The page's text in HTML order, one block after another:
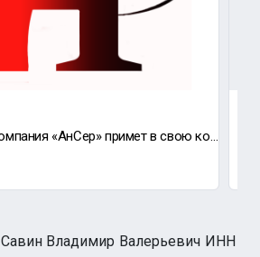
Транспортная компания «АнСер» примет в свою команду заместителя главного бухгалтера: с опытом ведени
Владимир Валерьевич ИНН